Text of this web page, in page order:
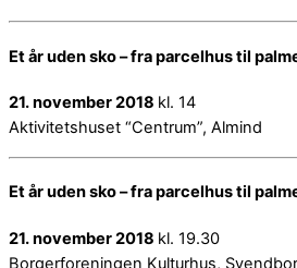
Et år uden sko – fra parcelhus til
21. november 2018 kl. 14
Aktivitetshuset “Centrum”, Almind
Et år uden sko – fra parcelhus til
21. november 2018 kl. 19.30
Borgerforeningen Kulturhus,